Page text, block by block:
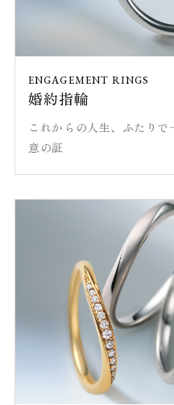
ENGAGEMENT RINGS
婚約指輪
これからの人生、ふたり
意の証